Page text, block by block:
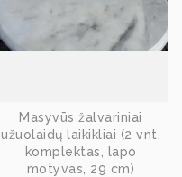
Masyvūs žalvariniai
užuolaidų laikikliai (2 vnt.
komplektas, lapo
motyvas, 29 cm)